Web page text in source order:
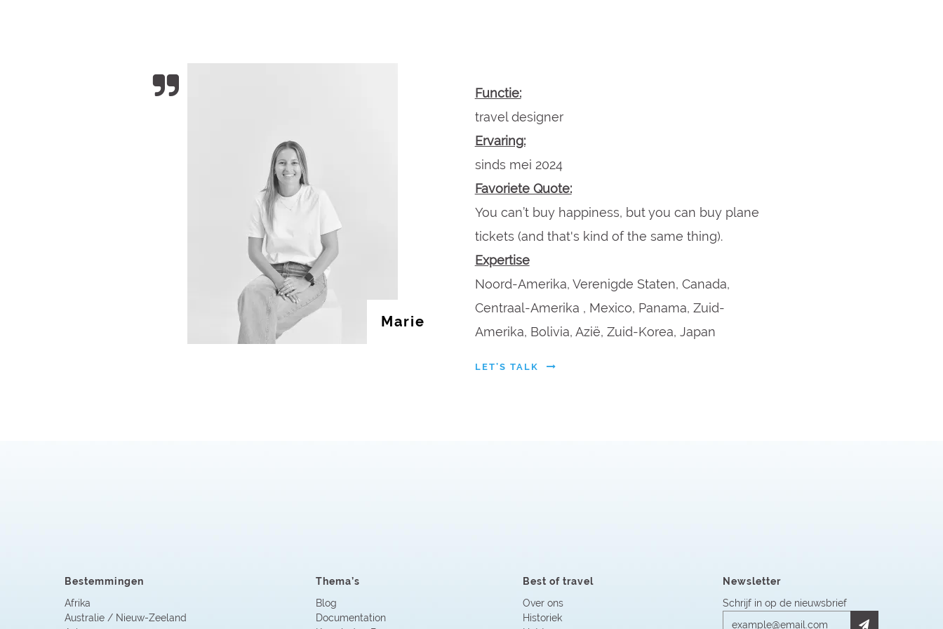
Marie
Functie:
travel designer
Ervaring:
sinds mei 2024
Favoriete Quote:
You can’t buy happiness, but you can buy plane
tickets (and that's kind of the same thing).
Expertise
Noord-Amerika, Verenigde Staten, Canada,
Centraal-Amerika , Mexico, Panama, Zuid-
Amerika, Bolivia, Azië, Zuid-Korea, Japan
LET’S TALK
Bestemmingen
Afrika
Australie / Nieuw-Zeeland
Thema’s
Blog
Documentation
Best of travel
Over ons
Historiek
Newsletter
Schrijf in op de nieuwsbrief